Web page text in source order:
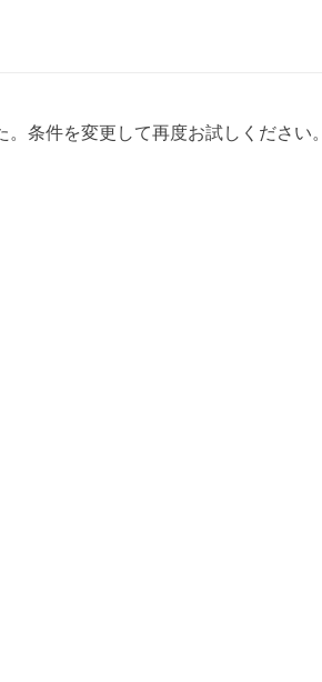
条件を変更して再度お試しください。